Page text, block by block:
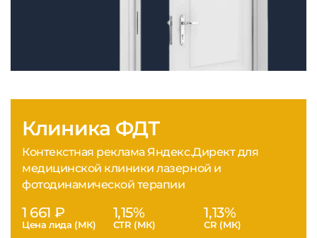
Клиника ФДТ
Контекстная реклама Яндекс.Директ для
медицинской клиники лазерной и
фотодинамической терапии
1 661 ₽
Цена лида (МК)
1,15%
CTR (МК)
1,13%
CR (МК)